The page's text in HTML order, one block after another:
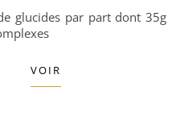
glucides par part dont 35g
VOIR